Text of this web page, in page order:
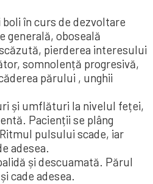
în curs de dezvoltare
generală, oboseală
pierderea interesului
somnolență progresivă,
părului , unghii
și umflături la nivelul feței,
Pacienții se plâng
pulsului scade, iar
adesea.
și descuamată. Părul
cade adesea.